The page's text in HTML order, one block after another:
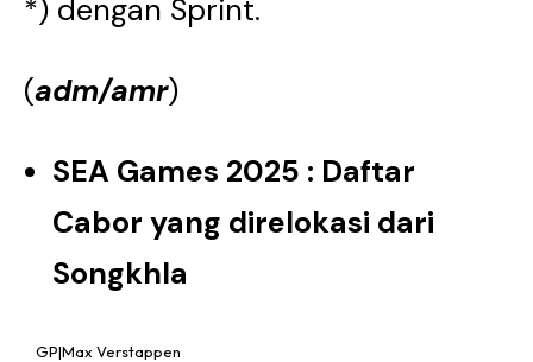
*) dengan Sprint.
(adm/amr)
SEA Games 2025 : Daftar
Cabor yang direlokasi dari
Songkhla
GP|Max Verstappen